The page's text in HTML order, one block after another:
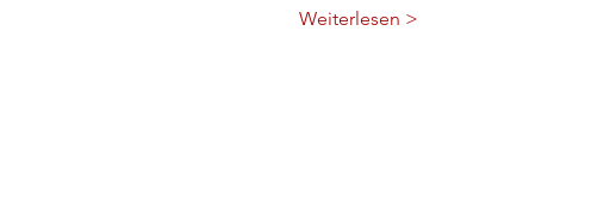
Weiterlesen >